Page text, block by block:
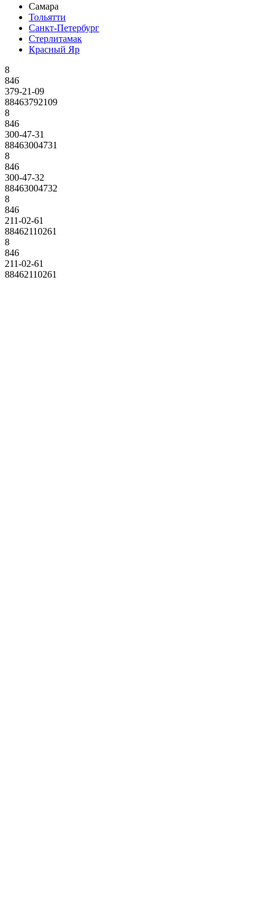
Самара
Тольятти
Санкт-Петербург
Стерлитамак
Красный Яр
8
846
379-21-09
88463792109
8
846
300-47-31
88463004731
8
846
300-47-32
88463004732
8
846
211-02-61
88462110261
8
846
211-02-61
88462110261